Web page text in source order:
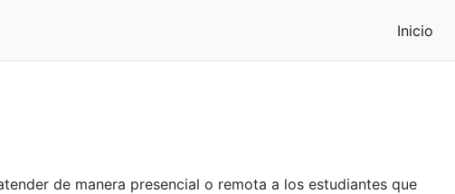
Inicio
de manera presencial o remota a los estudiantes que